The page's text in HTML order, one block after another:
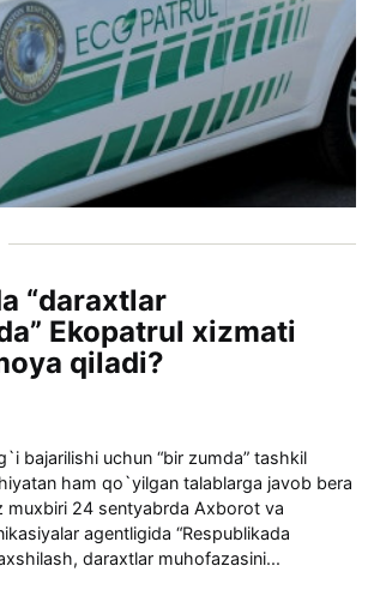
“daraxtlar
Ekopatrul xizmati
qiladi?
bajarilishi uchun “bir zumda” tashkil
ham qo`yilgan talablarga javob bera
muxbiri 24 sentyabrda Axborot va
agentligida “Respublikada
daraxtlar muhofazasini...